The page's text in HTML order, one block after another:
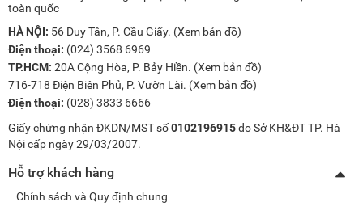
toàn quốc
HÀ NỘI: 56 Duy Tân, P. Cầu Giấy. (Xem bản đồ)
Điện thoại: (024) 3568 6969
TP.HCM: 20A Cộng Hòa, P. Bảy Hiền. (Xem bản đồ)
716-718 Điện Biên Phủ, P. Vườn Lài. (Xem bản đồ)
Điện thoại: (028) 3833 6666
Giấy chứng nhận ĐKDN/MST số0102196915do Sở KH&ĐT TP. Hà
Nội cấp ngày 29/03/2007.
Hỗ trợ khách hàng
Chính sách và Quy định chung